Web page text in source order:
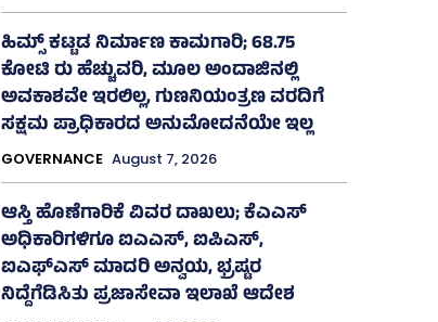
ಹಿಮ್ಸ್‌ ಕಟ್ಟಡ ನಿರ್ಮಾಣ ಕಾಮಗಾರಿ; 68.75
ಕೋಟಿ ರು ಹೆಚ್ಚುವರಿ, ಮೂಲ ಅಂದಾಜಿನಲ್ಲಿ
ಅವಕಾಶವೇ ಇರಲಿಲ್ಲ, ಗುಣನಿಯಂತ್ರಣ ವರದಿಗೆ
ಸಕ್ಷಮ ಪ್ರಾಧಿಕಾರದ ಅನುಮೋದನೆಯೇ ಇಲ್ಲ
GOVERNANCE August 7, 2026
ಆಸ್ತಿ ಹೊಣೆಗಾರಿಕೆ ವಿವರ ದಾಖಲು; ಕೆಎಎಸ್
ಅಧಿಕಾರಿಗಳಿಗೂ ಐಎಎಸ್‌, ಐಪಿಎಸ್‌,
ಐಎಫ್‌ಎಸ್‌ ಮಾದರಿ ಅನ್ವಯ, ಭ್ರಷ್ಟರ
ನಿದ್ದೆಗೆಡಿಸಿತು ಪ್ರಜಾಸೇವಾ ಇಲಾಖೆ ಆದೇಶ